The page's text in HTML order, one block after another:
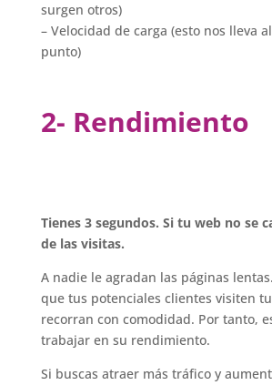
surgen otros)
– Velocidad de carga (esto nos lleva
punto)
2- Rendimiento
Tienes 3 segundos. Si tu web no se
de las visitas.
A nadie le agradan las páginas
que tus potenciales clientes visiten
recorran con comodidad. Por tanto,
trabajar en su rendimiento.
Si buscas atraer más tráfico y